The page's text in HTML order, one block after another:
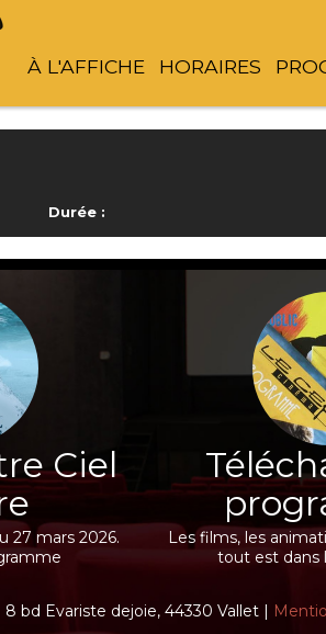
À L'AFFICHE HORAIRES
Durée :
Ciel
27 mars 2026.
Les films, les
tout est dans
8 bd Evariste dejoie, 44330 Vallet |